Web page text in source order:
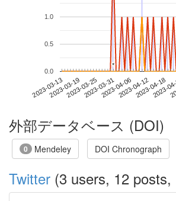
2023-03-132023-03-192023-03-252023-03-312023-04-062023-04-122023-04-18
2023-
0.0
0.5
1.0
*
*
外部データベース (DOI)
0 Mendeley DOI Chronograph
Twitter (3 users, 12